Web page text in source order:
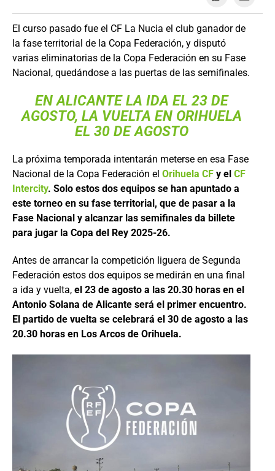
El curso pasado fue el CF La Nucia el club ganador de
la fase territorial de la Copa Federación, y disputó
varias eliminatorias de la Copa Federación en su Fase
Nacional, quedándose a las puertas de las semifinales.
EN ALICANTE LA IDA EL 23 DE
AGOSTO, LA VUELTA EN ORIHUELA
EL 30 DE AGOSTO
La próxima temporada intentarán meterse en esa Fase
Nacional de la Copa Federación el Orihuela CF y el CF
Intercity. Solo estos dos equipos se han apuntado a
este torneo en su fase territorial, que de pasar a la
Fase Nacional y alcanzar las semifinales da billete
para jugar la Copa del Rey 2025-26.
Antes de arrancar la competición liguera de Segunda
Federación estos dos equipos se medirán en una final
a ida y vuelta, el 23 de agosto a las 20.30 horas en el
Antonio Solana de Alicante será el primer encuentro.
El partido de vuelta se celebrará el 30 de agosto a las
20.30 horas en Los Arcos de Orihuela.